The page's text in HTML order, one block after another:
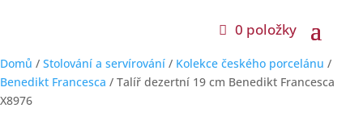
0 položky
Domů / Stolování a servírování / Kolekce českého porcelánu /
Benedikt Francesca / Talíř dezertní 19 cm Benedikt Francesca
X8976